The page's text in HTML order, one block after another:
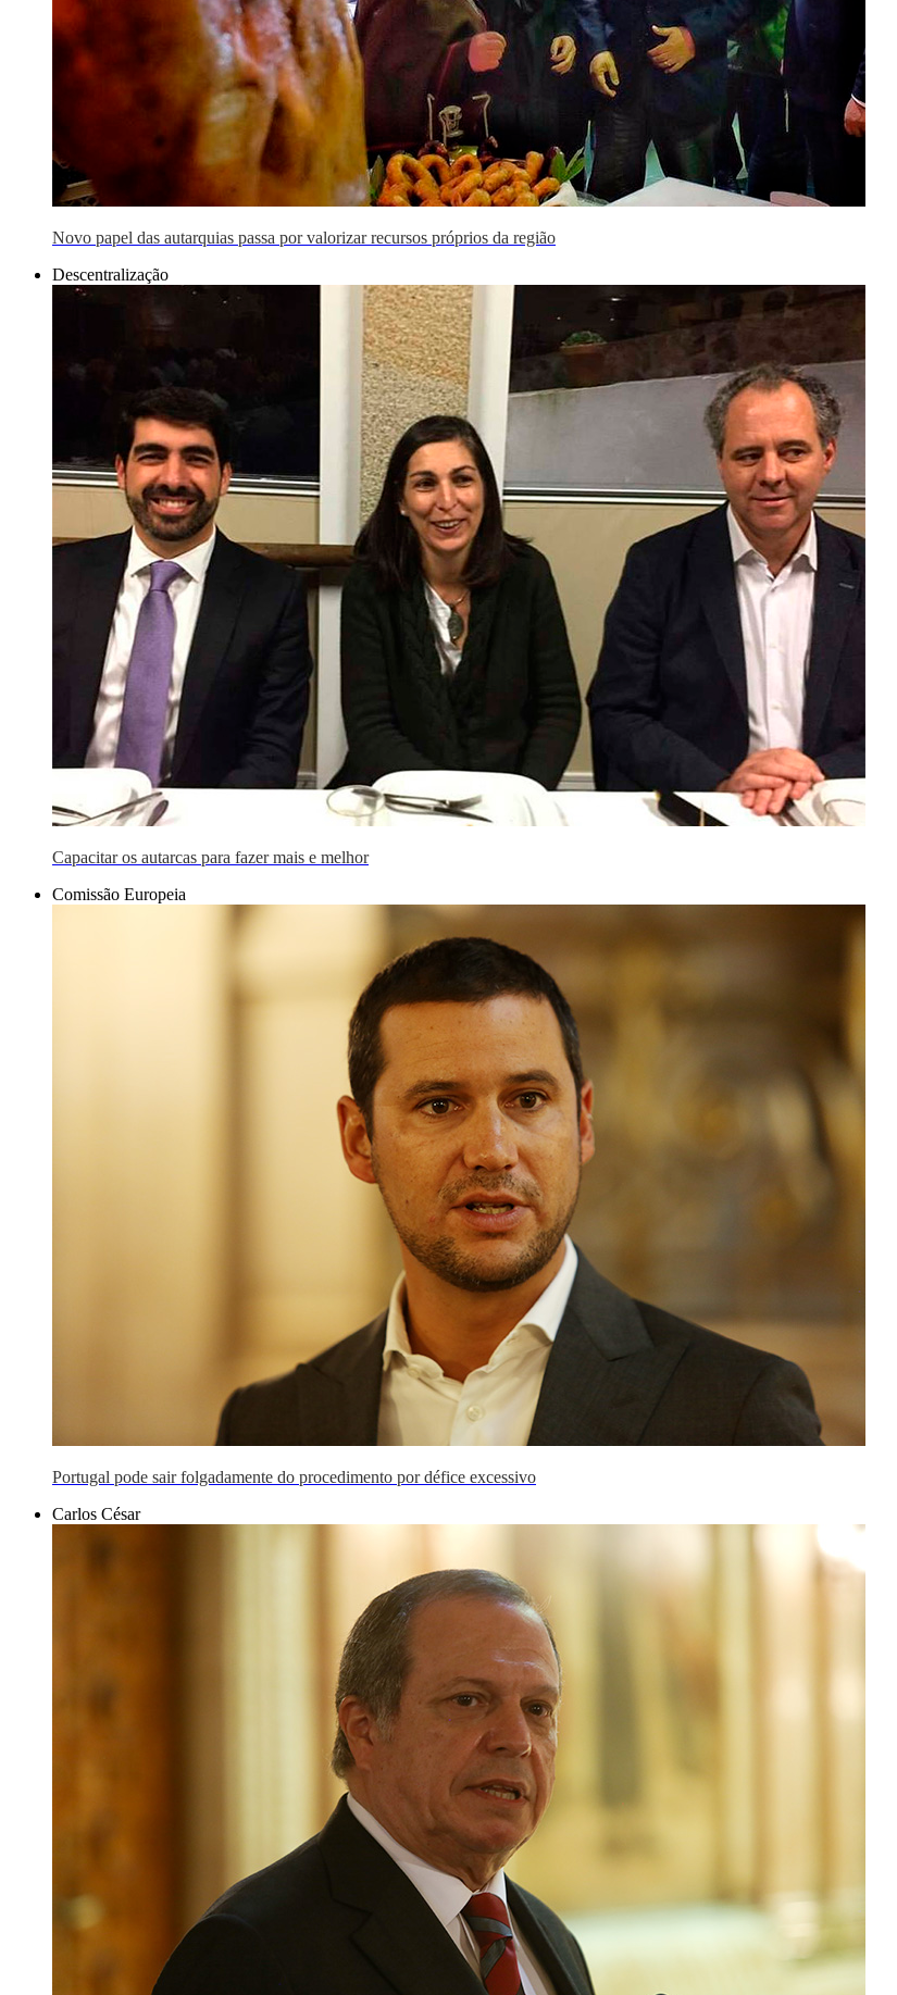
Novo papel das autarquias passa por valorizar recursos próprios da região
Descentralização
Capacitar os autarcas para fazer mais e melhor
Comissão Europeia
Portugal pode sair folgadamente do procedimento por défice excessivo
Carlos César